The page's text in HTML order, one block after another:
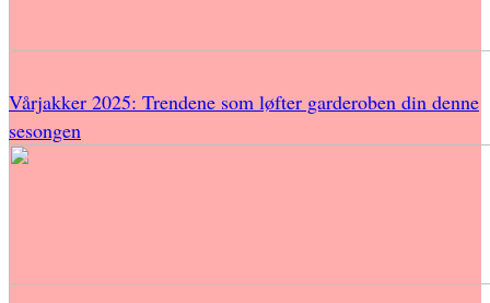
Vårjakker 2025: Trendene som løfter garderoben din denne
sesongen